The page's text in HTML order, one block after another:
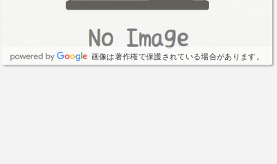
画像は著作権で保護されている場合があります。